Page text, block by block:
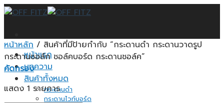
Skip
หน้าแรก
บทความ
สินค้าทั้งหมด
กระดานดำ
กระดานไวท์บอร์ด
หน้าหลัก / สินค้าที่มีป้ายกำกับ “กระดานดำ กระดานวาดรูป
กระดานชอล์ก ชอล์คบอร์ด กระดานชอล์ค”
คัดกรอง
แสดง 1 รายการ